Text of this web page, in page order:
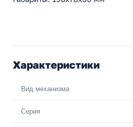
Характеристики
Вид механизма
Серия